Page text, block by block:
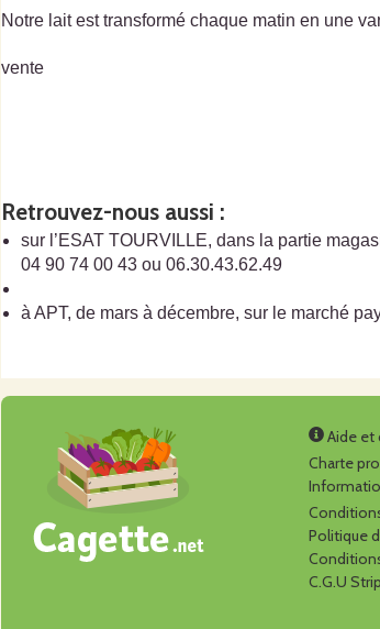
Notre lait est transformé chaque matin en une
vente
Retrouvez-nous aussi :
sur l’ESAT TOURVILLE, dans la partie
04 90 74 00 43 ou 06.30.43.62.49
à APT, de mars à décembre, sur le marché
Aide
Charte
Politique
C.G.U